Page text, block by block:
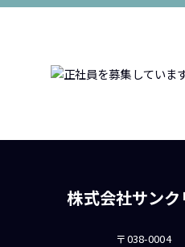
株式会社サン
〒038-0004